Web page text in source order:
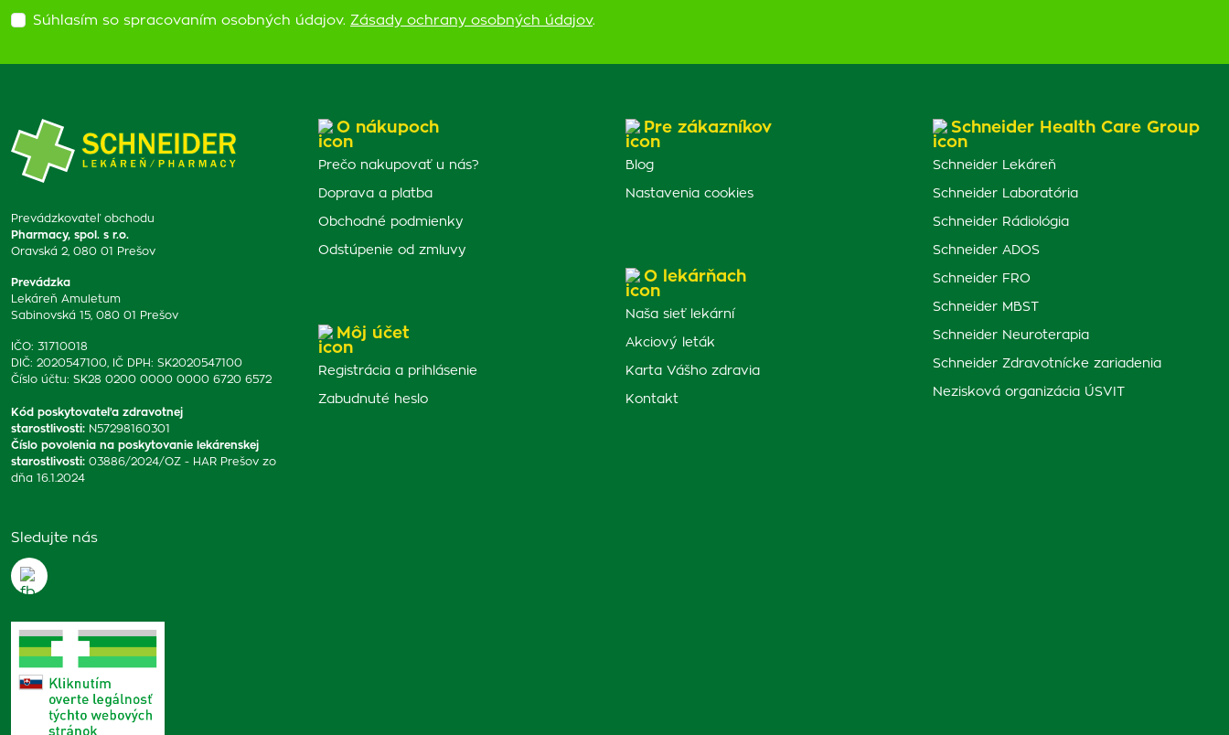
Súhlasím so spracovaním osobných údajov. Zásady ochrany osobných údajov.
Prevádzkovateľ obchodu
Pharmacy, spol. s r.o.
Oravská 2, 080 01 Prešov
Prevádzka
Lekáreň Amuletum
Sabinovská 15, 080 01 Prešov
IČO: 31710018
DIČ: 2020547100, IČ DPH: SK2020547100
Číslo účtu: SK28 0200 0000 0000 6720 6572
Kód poskytovateľa zdravotnej
starostlivosti: N57298160301
Číslo povolenia na poskytovanie lekárenskej
starostlivosti: 03886/2024/OZ - HAR Prešov zo
dňa 16.1.2024
Sledujte nás
O nákupoch
Prečo nakupovať u nás?
Doprava a platba
Obchodné podmienky
Odstúpenie od zmluvy
Môj účet
Registrácia a prihlásenie
Zabudnuté heslo
Pre zákazníkov
Blog
Nastavenia cookies
O lekárňach
Naša sieť lekární
Akciový leták
Karta Vášho zdravia
Kontakt
Schneider Health Care Group
Schneider Lekáreň
Schneider Laboratória
Schneider Rádiológia
Schneider ADOS
Schneider FRO
Schneider MBST
Schneider Neuroterapia
Schneider Zdravotnícke zariadenia
Nezisková organizácia ÚSVIT